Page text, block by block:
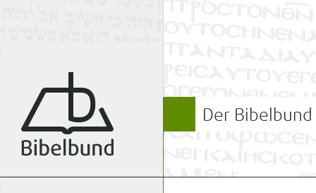
Der Bibelbund